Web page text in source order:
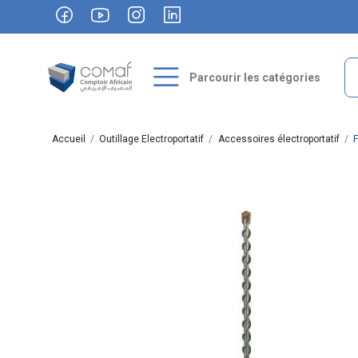
Parcourir les catégories
Accueil Outillage Electroportatif Accessoires électroportatif